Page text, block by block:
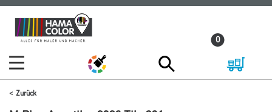
Zum
Inhalt
Zum
Navigationsmenü
0
Zurück